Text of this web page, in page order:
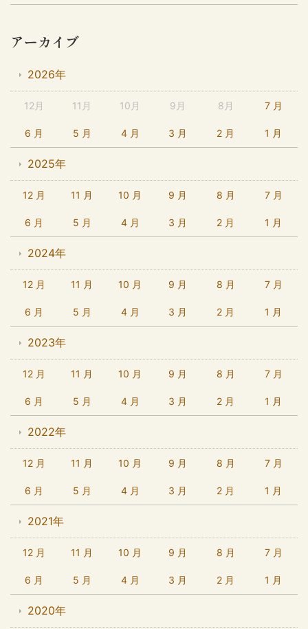
アーカイブ
2026年
12月 11月 10月 9月 8月 7 月
6 月 5 月 4 月 3 月 2 月 1 月
2025年
12 月 11 月 10 月 9 月 8 月 7 月
6 月 5 月 4 月 3 月 2 月 1 月
2024年
12 月 11 月 10 月 9 月 8 月 7 月
6 月 5 月 4 月 3 月 2 月 1 月
2023年
12 月 11 月 10 月 9 月 8 月 7 月
6 月 5 月 4 月 3 月 2 月 1 月
2022年
12 月 11 月 10 月 9 月 8 月 7 月
6 月 5 月 4 月 3 月 2 月 1 月
2021年
12 月 11 月 10 月 9 月 8 月 7 月
6 月 5 月 4 月 3 月 2 月 1 月
2020年